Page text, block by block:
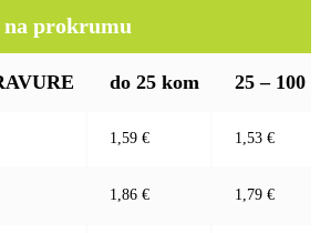
prokrumu
do 25 kom 25 – 100
1,59 € 1,53 €
1,86 € 1,79 €